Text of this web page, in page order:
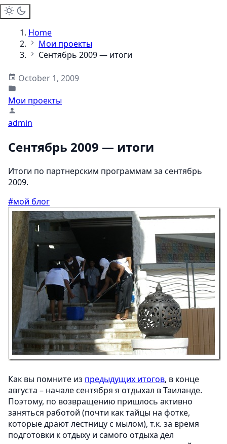
Home
Мои проекты
Сентябрь 2009 — итоги
October 1, 2009
Мои проекты
admin
Сентябрь 2009 — итоги
Итоги по партнерским программам за сентябрь
2009.
#мой блог
Как вы помните из предыдущих итогов, в конце
августа – начале сентября я отдыхал в Таиланде.
Поэтому, по возвращению пришлось активно
заняться работой (почти как тайцы на фотке,
которые драют лестницу с мылом), т.к. за время
подготовки к отдыху и самого отдыха дел